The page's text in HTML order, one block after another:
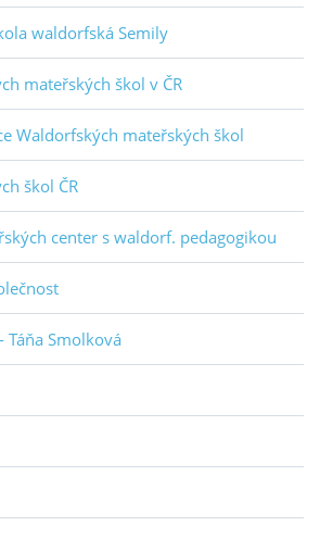
waldorfská Semily
mateřských škol v ČR
Waldorfských mateřských škol
škol ČR
center s waldorf. pedagogikou
Smolková